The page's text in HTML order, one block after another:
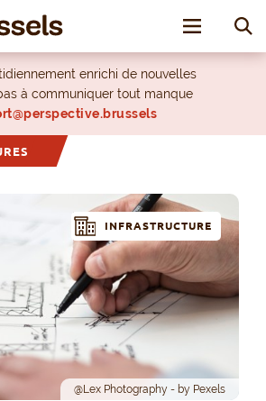
Toggle
enrichi de nouvelles
à communiquer tout manque
@Lex Photography - by Pexels
INFRASTRUCTURE